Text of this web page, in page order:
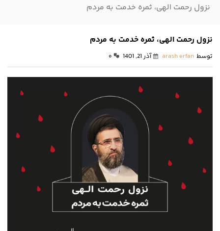
نزول رحمت الهی، ثمره خدمت به مردم
نزول رحمت الهی، ثمره خدمت به مردم
توسط arash erfan آذر 21, 1401 ۰